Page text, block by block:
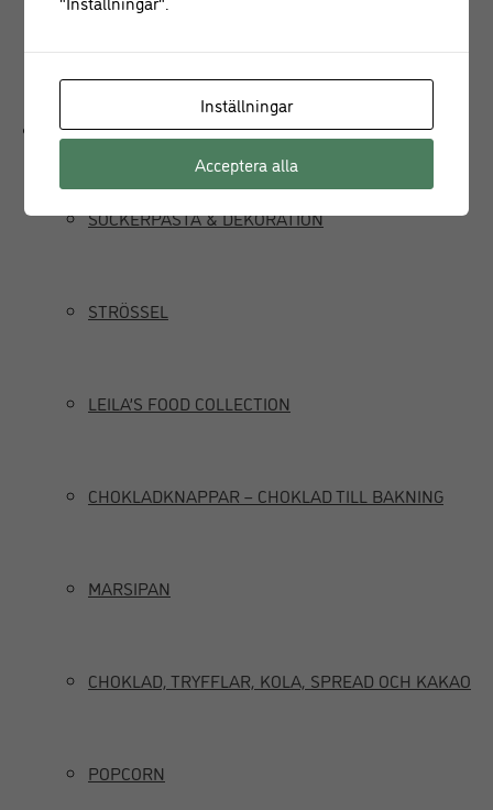
Delikatesser
SOCKERPASTA & DEKORATION
STRÖSSEL
LEILA’S FOOD COLLECTION
CHOKLADKNAPPAR – CHOKLAD TILL BAKNING
MARSIPAN
CHOKLAD, TRYFFLAR, KOLA, SPREAD OCH KAKAO
POPCORN
Inställningar
Acceptera alla